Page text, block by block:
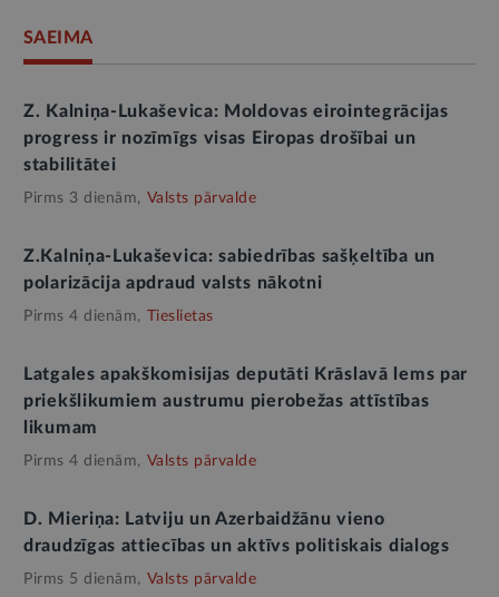
SAEIMA
Z. Kalniņa-Lukaševica: Moldovas eirointegrācijas
progress ir nozīmīgs visas Eiropas drošībai un
stabilitātei
Pirms 3 dienām, Valsts pārvalde
Z.Kalniņa-Lukaševica: sabiedrības sašķeltība un
polarizācija apdraud valsts nākotni
Pirms 4 dienām, Tieslietas
Latgales apakškomisijas deputāti Krāslavā lems par
priekšlikumiem austrumu pierobežas attīstības
likumam
Pirms 4 dienām, Valsts pārvalde
D. Mieriņa: Latviju un Azerbaidžānu vieno
draudzīgas attiecības un aktīvs politiskais dialogs
Pirms 5 dienām, Valsts pārvalde